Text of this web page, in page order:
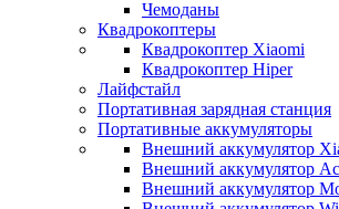
Чемоданы
Квадрокоптеры
Квадрокоптер Xiaomi
Квадрокоптер Hiper
Лайфстайл
Портативная зарядная станция
Портативные аккумуляторы
Внешний аккумулятор
Внешний аккумулятор
Внешний аккумулятор